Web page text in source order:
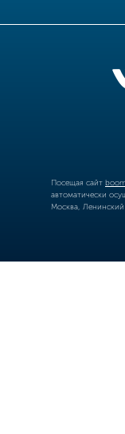
Посещая сайт
автоматически
Москва, Ленинский